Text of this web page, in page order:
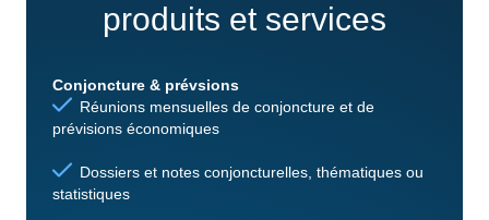
produits et services
Conjoncture & prévsions
Réunions mensuelles de conjoncture et de
prévisions économiques
Dossiers et notes conjoncturelles, thématiques ou
statistiques